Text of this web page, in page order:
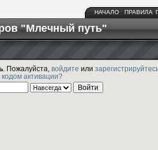
НАЧАЛО ПРАВИЛА
"Млечный путь"
. Пожалуйста, войдите или
кодом активации?